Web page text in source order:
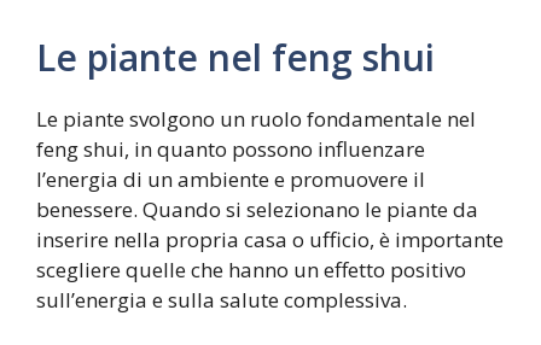
Le piante nel feng shui
Le piante svolgono un ruolo fondamentale nel
feng shui, in quanto possono influenzare
l’energia di un ambiente e promuovere il
benessere. Quando si selezionano le piante da
inserire nella propria casa o ufficio, è importante
scegliere quelle che hanno un effetto positivo
sull’energia e sulla salute complessiva.